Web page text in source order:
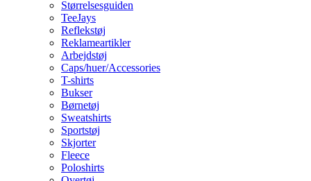
Størrelsesguiden
TeeJays
Reflekstøj
Reklameartikler
Arbejdstøj
Caps/huer/Accessories
T-shirts
Bukser
Børnetøj
Sweatshirts
Sportstøj
Skjorter
Fleece
Poloshirts